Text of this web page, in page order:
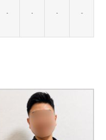
- - - -